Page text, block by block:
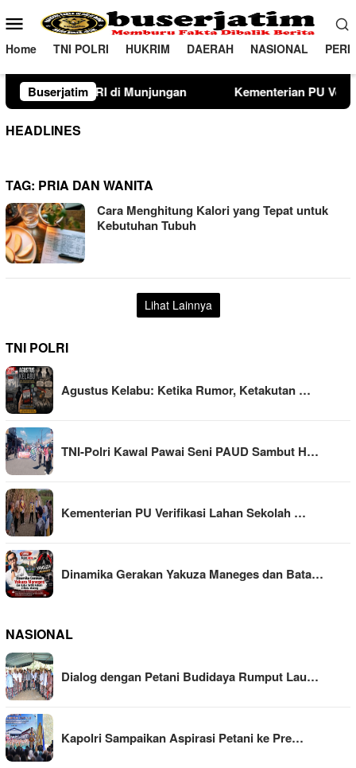
ke
konten
Menu
Mobile
Home TNI POLRI HUKRIM DAERAH NASIONAL
Buserjatim Kementerian PU Verifikasi Lahan Sekolah
HEADLINES
TAG: PRIA DAN WANITA
Cara Menghitung Kalori yang Tepat untuk
Kebutuhan Tubuh
Lihat Lainnya
TNI POLRI
Agustus Kelabu: Ketika Rumor, Ketakutan …
TNI-Polri Kawal Pawai Seni PAUD Sambut H…
Kementerian PU Verifikasi Lahan Sekolah …
Dinamika Gerakan Yakuza Maneges dan Bata…
NASIONAL
Dialog dengan Petani Budidaya Rumput Lau…
Kapolri Sampaikan Aspirasi Petani ke Pre…